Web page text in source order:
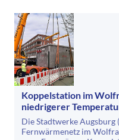
Koppelstation im
niedrigerer
Die Stadtwerke
Fernwärmenetz im